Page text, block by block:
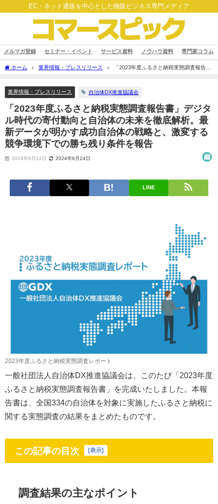
EC・ネット通販を中心とした物販ビジネス専門メディア
メルマガ登録 セミナー・イベント サービス資料 ノウハウ資料 専門家コラム
ホーム 業界情報・プレスリリース
「2023年度ふるさと納税実態調査報告
業界情報・プレスリリース
自治体DX推進協議会
「2023年度ふるさと納税実態調査報告書」デジタ
ル時代の寄付動向と自治体の未来を徹底解析。最
新データが明かす成功自治体の戦略と、激変する
競争環境下での勝ち残り条件を報告
2024年6月24日 2024年6月24日
LINE
2023年度ふるさと納税実態調査レポート
一般社団法人自治体DX推進協議会は、このたび「2023年度
ふるさと納税実態調査報告書」を完成いたしました。本報
告書は、全国334の自治体を対象に実施したふるさと納税に
関する実態調査の結果をまとめたものです。
この記事の目次 [表示]
調査結果の主なポイント